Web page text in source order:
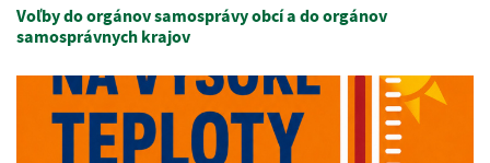
Voľby do orgánov samosprávy obcí a do orgánov
samosprávnych krajov